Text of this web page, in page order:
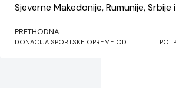
Sjeverne Makedonije, Rumunije, Srbije
PRETHODNA